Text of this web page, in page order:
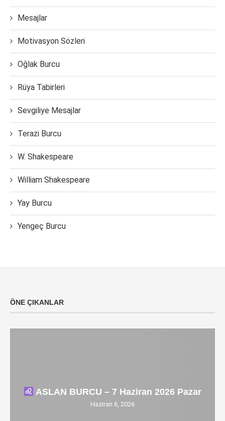
Mesajlar
Motivasyon Sözleri
Oğlak Burcu
Rüya Tabirleri
Sevgiliye Mesajlar
Terazi Burcu
W. Shakespeare
William Shakespeare
Yay Burcu
Yengeç Burcu
ÖNE ÇIKANLAR
ASLAN BURCU – 7 Haziran 2026 Pazar
Haziran 6, 2026